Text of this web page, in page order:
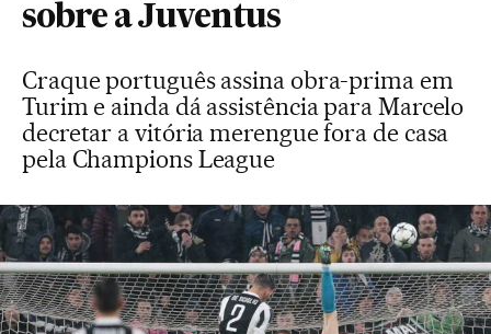
sobre a Juventus
Craque português assina obra-prima em
Turim e ainda dá assistência para Marcelo
decretar a vitória merengue fora de casa
pela Champions League